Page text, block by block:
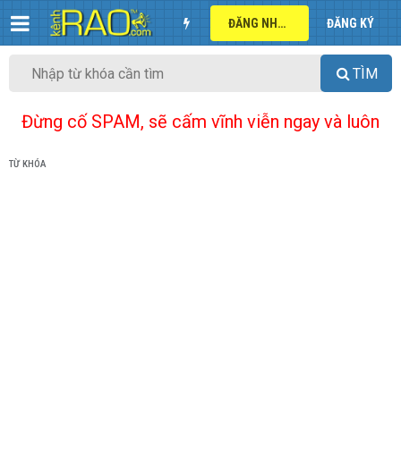
ĐĂNG NHẬP ĐĂNG KÝ
TÌM
Đừng cố SPAM, sẽ cấm vĩnh viễn ngay và luôn
TỪ KHÓA